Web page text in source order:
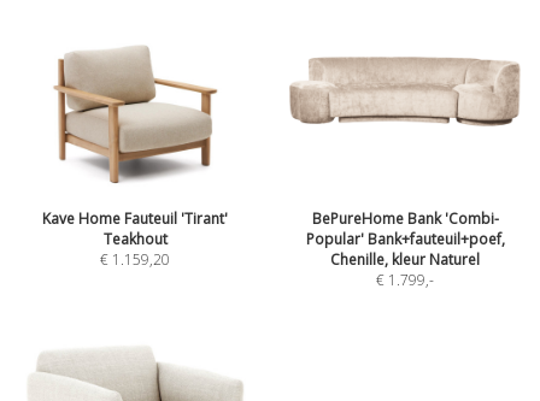
Kave Home Fauteuil 'Tirant'
Teakhout
€ 1.159,20
BePureHome Bank 'Combi-
Popular' Bank+fauteuil+poef,
Chenille, kleur Naturel
€ 1.799,-